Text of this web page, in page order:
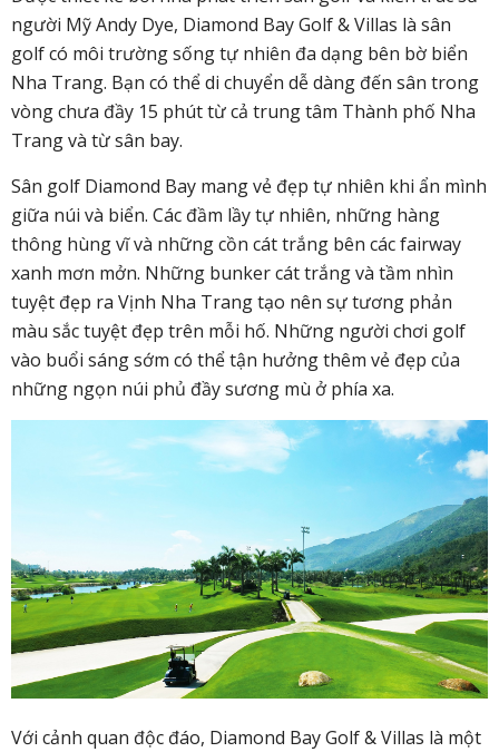
người Mỹ Andy Dye, Diamond Bay Golf & Villas là sân
golf có môi trường sống tự nhiên đa dạng bên bờ biển
Nha Trang. Bạn có thể di chuyển dễ dàng đến sân trong
vòng chưa đầy 15 phút từ cả trung tâm Thành phố Nha
Trang và từ sân bay.
Sân golf Diamond Bay mang vẻ đẹp tự nhiên khi ẩn mình
giữa núi và biển. Các đầm lầy tự nhiên, những hàng
thông hùng vĩ và những cồn cát trắng bên các fairway
xanh mơn mởn. Những bunker cát trắng và tầm nhìn
tuyệt đẹp ra Vịnh Nha Trang tạo nên sự tương phản
màu sắc tuyệt đẹp trên mỗi hố. Những người chơi golf
vào buổi sáng sớm có thể tận hưởng thêm vẻ đẹp của
những ngọn núi phủ đầy sương mù ở phía xa.
Với cảnh quan độc đáo, Diamond Bay Golf & Villas là một